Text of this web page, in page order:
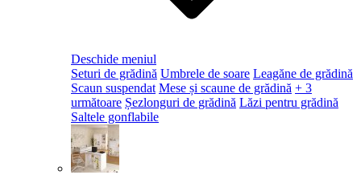
Deschide meniul
Seturi de grădină Umbrele de soare Leagăne de grădină
Scaun suspendat Mese și scaune de grădină + 3
următoare Șezlonguri de grădină Lăzi pentru grădină
Saltele gonflabile